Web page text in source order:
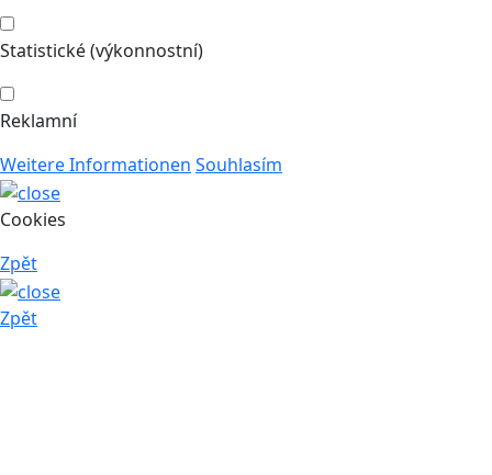
Statistické (výkonnostní)
Reklamní
Weitere Informationen Souhlasím
Cookies
Zpět
Zpět